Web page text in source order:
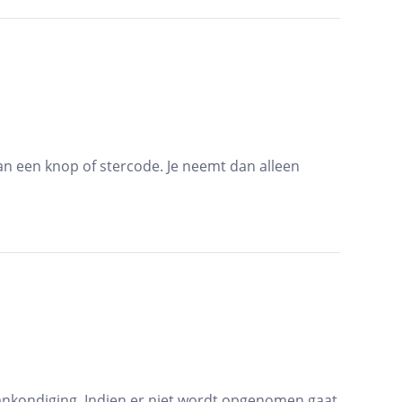
een knop of stercode. Je neemt dan alleen